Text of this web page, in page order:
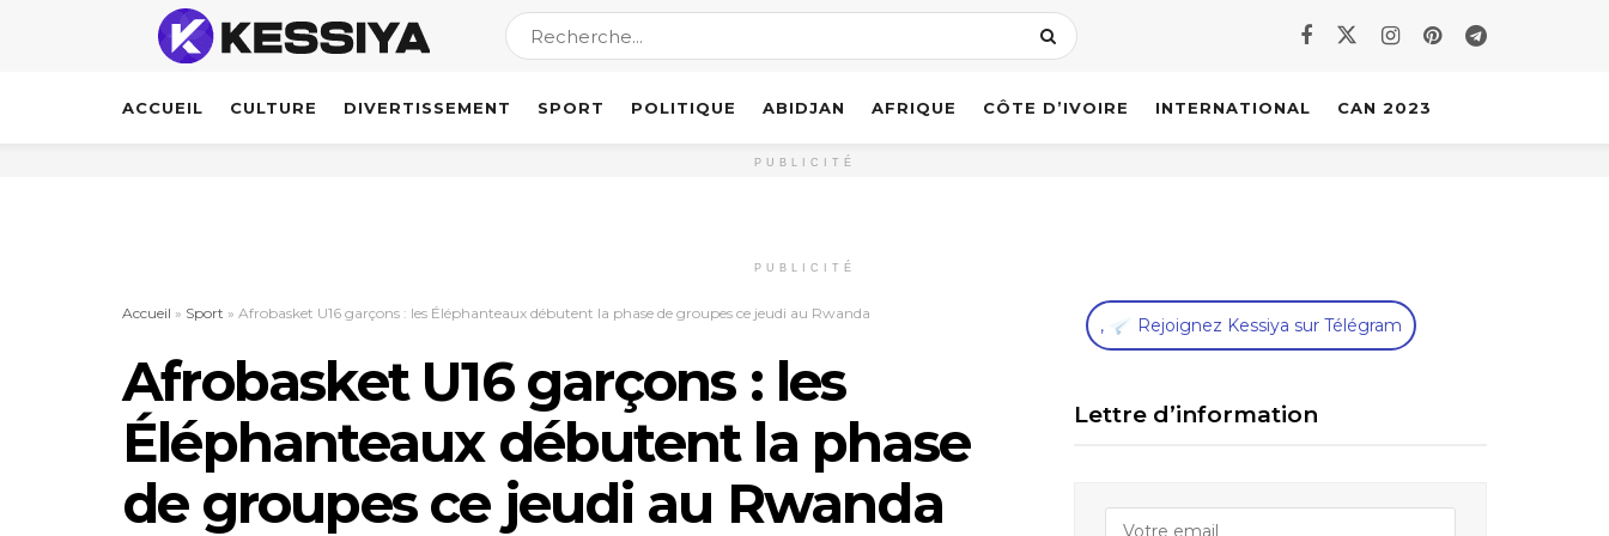
ACCUEIL CULTURE DIVERTISSEMENT SPORT POLITIQUE ABIDJAN AFRIQUE CÔTE D’IVOIRE INTERNATIONAL CAN 2023
PUBLICITÉ
PUBLICITÉ
Accueil » Sport » Afrobasket U16 garçons : les Éléphanteaux débutent la phase de groupes ce jeudi au Rwanda
Afrobasket U16 garçons : les
Éléphanteaux débutent la phase
de groupes ce jeudi au Rwanda
, Rejoignez Kessiya sur Télégram
Lettre d’information